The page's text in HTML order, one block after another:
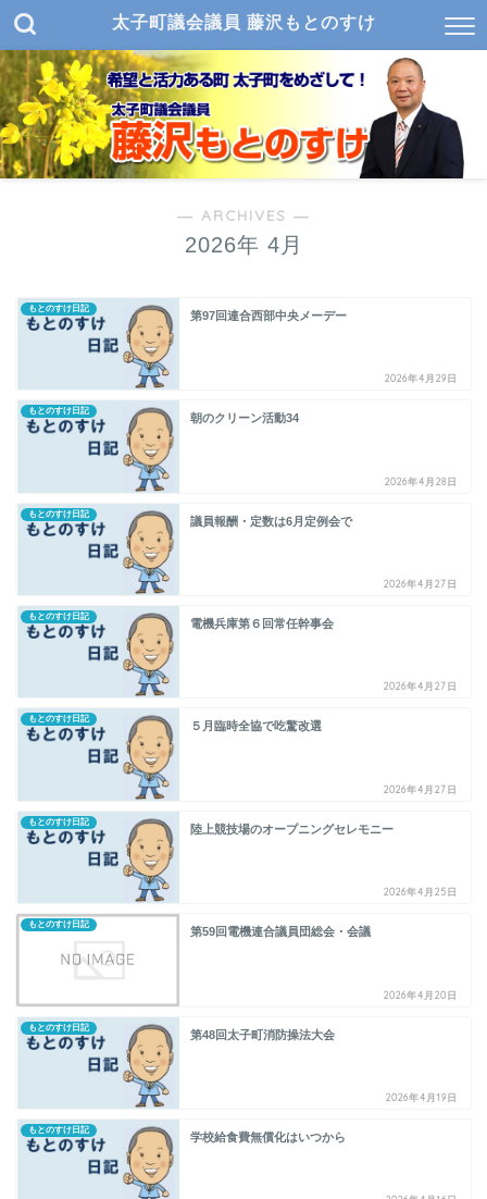
太子町議会議員 藤沢もとのすけ
― ARCHIVES ―
2026年 4月
もとのすけ日記
第97回連合西部中央メーデー
2026年4月29日
もとのすけ日記
朝のクリーン活動34
2026年4月28日
もとのすけ日記
議員報酬・定数は6月定例会で
2026年4月27日
もとのすけ日記
電機兵庫第６回常任幹事会
2026年4月27日
もとのすけ日記
５月臨時全協で吃驚改選
2026年4月27日
もとのすけ日記
陸上競技場のオープニングセレモニー
2026年4月25日
もとのすけ日記
第59回電機連合議員団総会・会議
2026年4月20日
もとのすけ日記
第48回太子町消防操法大会
2026年4月19日
もとのすけ日記
学校給食費無償化はいつから